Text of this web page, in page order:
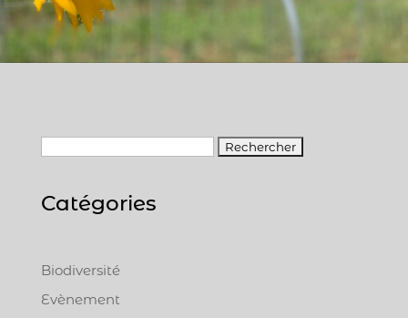
h
h
Catégories
Biodiversité
Evènement